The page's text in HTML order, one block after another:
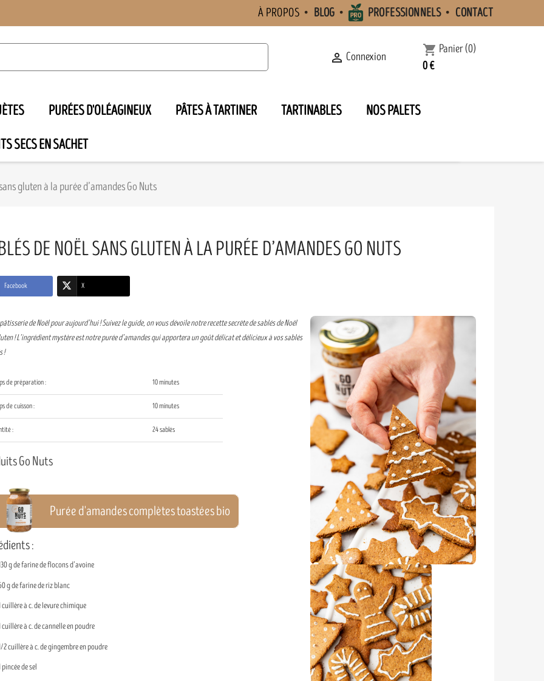
À PROPOS BLOG PROFESSIONNELS CONTACT
 Connexion shopping_cart Panier(0)
0 €
PURÉES D'OLÉAGINEUX PÂTES À TARTINER TARTINABLES
NOS PALETS
SECS EN SACHET
gluten à la purée d’amandes Go Nuts
DE NOËL SANS GLUTEN À LA PURÉE D’AMANDES GO NUTS
Facebook X
de Noël pour aujourd’hui ! Suivez le guide, on vous dévoile notre recette secrète de sablés de Noël
! L’ingrédient mystère est notre purée d’amandes qui apportera un goût délicat et délicieux à vos sablés
!
de préparation : 10 minutes
de cuisson : 10 minutes
: 24 sablés
Go Nuts
Purée d'amandes complètes toastées bio
:
g de farine de flocons d’avoine
g de farine de riz blanc
cuillère à c. de levure chimique
cuillère à c. de cannelle en poudre
2 cuillère à c. de gingembre en poudre
pincée de sel